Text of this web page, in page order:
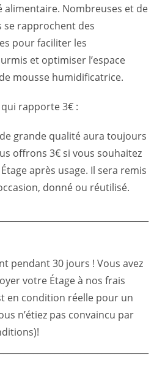
alimentaire. Nombreuses et de
se rapprochent des
pour faciliter les
et optimiser l’espace
mousse humidificatrice.
rapporte 3€ :
grande qualité aura toujours
offrons 3€ si vous souhaitez
après usage. Il sera remis
donné ou réutilisé.
pendant 30 jours ! Vous avez
votre Étage à nos frais
en condition réelle pour un
n’étiez pas convaincu par